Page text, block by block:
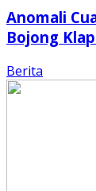
Anomali
Bojong
Berita